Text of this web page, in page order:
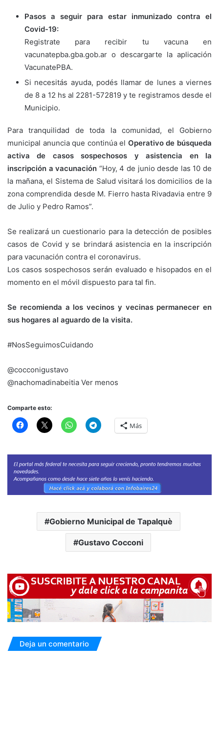
Pasos a seguir para estar inmunizado contra el
Covid-19:
Registrate para recibir tu vacuna en
vacunatepba.gba.gob.ar o descargarte la aplicación
VacunatePBA.
Si necesitás ayuda, podés llamar de lunes a viernes
de 8 a 12 hs al 2281-572819 y te registramos desde el
Municipio.
Para tranquilidad de toda la comunidad, el Gobierno
municipal anuncia que continúa el Operativo de búsqueda
activa de casos sospechosos y asistencia en la
inscripción a vacunación “Hoy, 4 de junio desde las 10 de
la mañana, el Sistema de Salud visitará los domicilios de la
zona comprendida desde M. Fierro hasta Rivadavia entre 9
de Julio y Pedro Ramos”.
Se realizará un cuestionario para la detección de posibles
casos de Covid y se brindará asistencia en la inscripción
para vacunación contra el coronavirus.
Los casos sospechosos serán evaluado e hisopados en el
momento en el móvil dispuesto para tal fin.
Se recomienda a los vecinos y vecinas permanecer en
sus hogares al aguardo de la visita.
#NosSeguimosCuidando
@cocconigustavo
@nachomadinabeitia Ver menos
Comparte esto:
Más
Gobierno Municipal de Tapalquè
Gustavo Cocconi
Deja un comentario